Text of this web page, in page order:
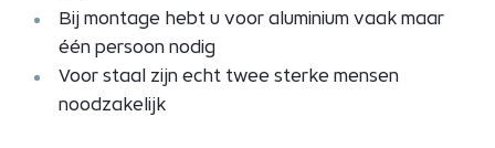
Bij montage hebt u voor aluminium vaak maar
één persoon nodig
Voor staal zijn echt twee sterke mensen
noodzakelijk